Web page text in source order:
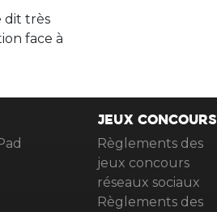
dit très
face à
JEUX CONCOURS
Règlements des
jeux concours
réseaux sociaux
Règlements des